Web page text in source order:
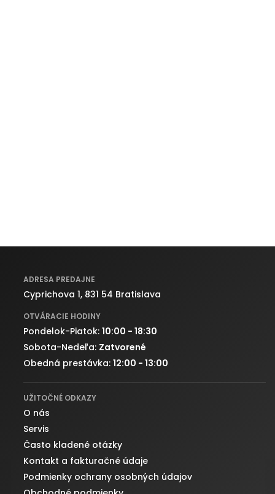
ADRESA PREDAJNE
Cyprichova 1, 831 54 Bratislava
OTVÁRACIE HODINY
Pondelok-Piatok: 10:00 - 18:30
Sobota-Nedeľa: Zatvorené
Obedná prestávka: 12:00 - 13:00
UŽITOČNÉ ODKAZY
O nás
Servis
Často kladené otázky
Kontakt a fakturačné údaje
Podmienky ochrany osobných údajov